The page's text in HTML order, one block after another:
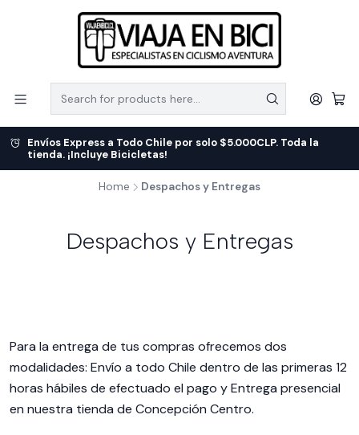
Envíos Express a Todo Chile por solo $5.000CLP. Toda la
tienda. ¡Incluye Bicicletas!
Home Despachos y Entregas
Despachos y Entregas
Para la entrega de tus compras ofrecemos dos
modalidades: Envío a todo Chile dentro de las primeras 12
horas hábiles de efectuado el pago y Entrega presencial
en nuestra tienda de Concepción Centro.